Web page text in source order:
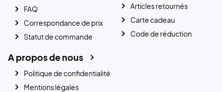
FAQ
Correspondance de prix
Statut de commande
Articles retournés
Carte cadeau
Code de réduction
A propos de nous
Politique de confidentialité
Mentions légales